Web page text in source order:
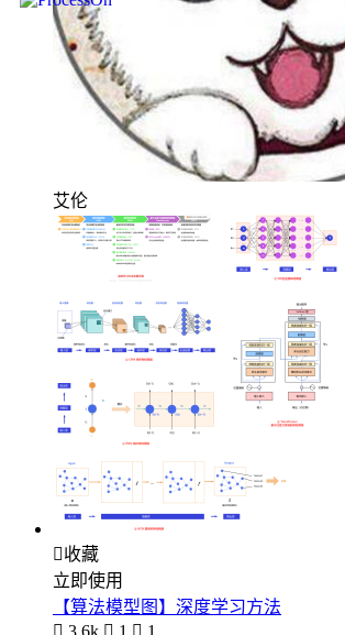
艾伦
收藏
立即使用
【算法模型图】深度学习方法
 3.6k  1  1